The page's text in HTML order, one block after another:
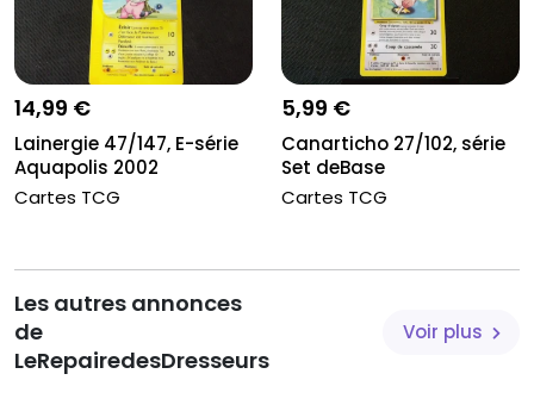
14,99 €
Lainergie 47/147, E-série
Aquapolis 2002
Cartes TCG
5,99 €
Canarticho 27/102, série
Set deBase
Cartes TCG
Les autres annonces
de
LeRepairedesDresseurs
Voir plus